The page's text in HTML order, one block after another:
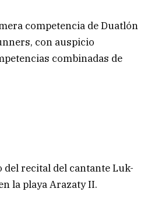
competencia de Duatlón
con auspicio
combinadas de
del recital del cantante Luk-
la playa Arazaty II.